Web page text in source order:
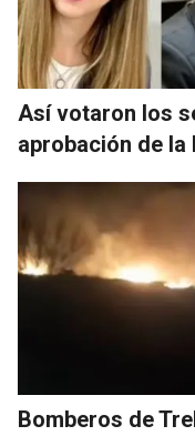
Así votaron los
aprobación de la
Bomberos de